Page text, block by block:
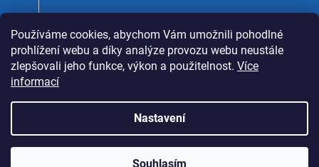
Používáme cookies, abychom Vám umožnili pohodlné
prohlížení webu a díky analýze provozu webu neustále
zlepšovali jeho funkce, výkon a použitelnost. Více
informací
Nastavení
Souhlasím
Copyright 2026rauman.cz. Všechna práva vyhrazena.